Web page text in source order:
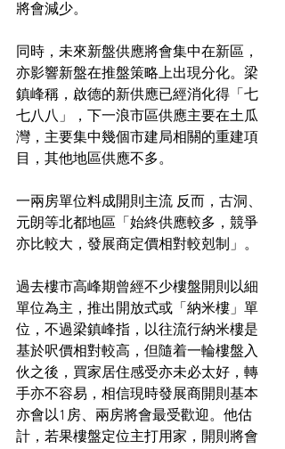
將會減少。
同時，未來新盤供應將會集中在新區，
亦影響新盤在推盤策略上出現分化。梁
鎮峰稱，啟德的新供應已經消化得「七
七八八」，下一浪市區供應主要在土瓜
灣，主要集中幾個市建局相關的重建項
目，其他地區供應不多。
一兩房單位料成開則主流 反而，古洞、
元朗等北都地區「始終供應較多，競爭
亦比較大，發展商定價相對較剋制」。
過去樓市高峰期曾經不少樓盤開則以細
單位為主，推出開放式或「納米樓」單
位，不過梁鎮峰指，以往流行納米樓是
基於呎價相對較高，但隨着一輪樓盤入
伙之後，買家居住感受亦未必太好，轉
手亦不容易，相信現時發展商開則基本
亦會以1房、兩房將會最受歡迎。他估
計，若果樓盤定位主打用家，開則將會